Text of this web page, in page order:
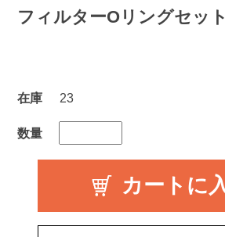
フィルターOリングセット
在庫
23
数量